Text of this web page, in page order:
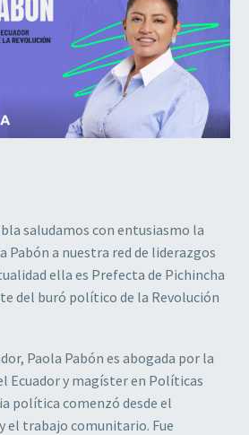
saludamos con entusiasmo la
Pabón a nuestra red de liderazgos
ella es Prefecta de Pichincha
del buró político de la Revolución
Paola Pabón es abogada por la
Ecuador y magíster en Políticas
política comenzó desde el
el trabajo comunitario. Fue